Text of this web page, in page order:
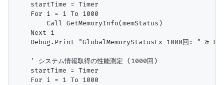
    startTime = Timer
    For i = 1 To 1000
        Call GetMemoryInfo(memStatus)
    Next i
Debug.Print "GlobalMemoryStatusEx 1000回: " &
    ' システム情報取得の性能測定 (1000回)
    startTime = Timer
    For i = 1 To 1000